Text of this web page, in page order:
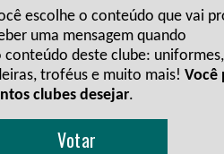
escolhe o conteúdo que vai
uma mensagem quando
conteúdo deste clube: uniformes,
troféus e muito mais! Você
clubes desejar.
Votar